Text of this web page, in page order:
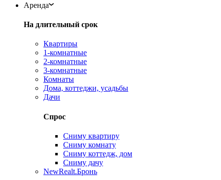
Аренда
На длительный срок
Квартиры
1-комнатные
2-комнатные
3-комнатные
Комнаты
Дома, коттеджи, усадьбы
Дачи
Спрос
Сниму квартиру
Сниму комнату
Сниму коттедж, дом
Сниму дачу
NewRealt.Бронь